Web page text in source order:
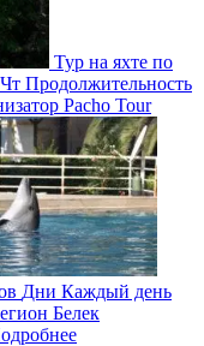
Тур на яхте по
Продолжительность
Pacho Tour
Дни Каждый день
Белек